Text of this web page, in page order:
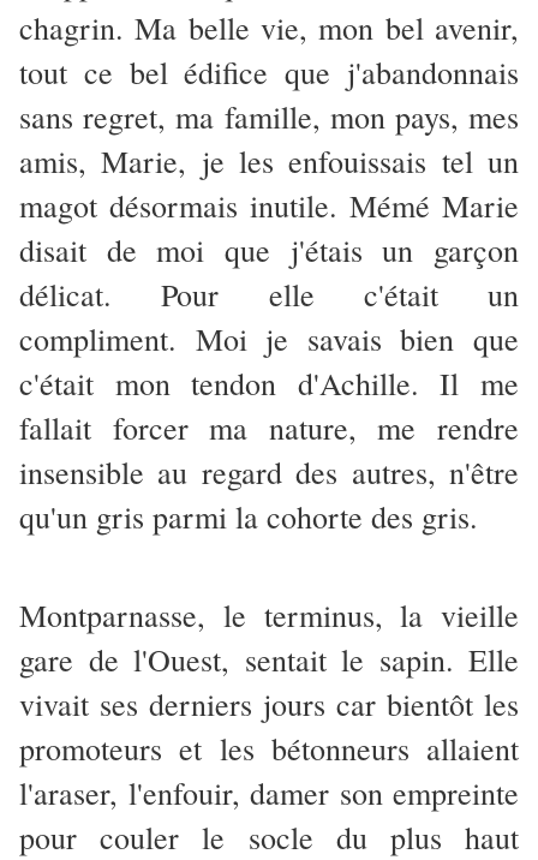
chagrin. Ma belle vie, mon bel avenir,
tout ce bel édifice que j'abandonnais
sans regret, ma famille, mon pays, mes
amis, Marie, je les enfouissais tel un
magot désormais inutile. Mémé Marie
disait de moi que j'étais un garçon
délicat. Pour elle c'était un
compliment. Moi je savais bien que
c'était mon tendon d'Achille. Il me
fallait forcer ma nature, me rendre
insensible au regard des autres, n'être
qu'un gris parmi la cohorte des gris.
Montparnasse, le terminus, la vieille
gare de l'Ouest, sentait le sapin. Elle
vivait ses derniers jours car bientôt les
promoteurs et les bétonneurs allaient
l'araser, l'enfouir, damer son empreinte
pour couler le socle du plus haut